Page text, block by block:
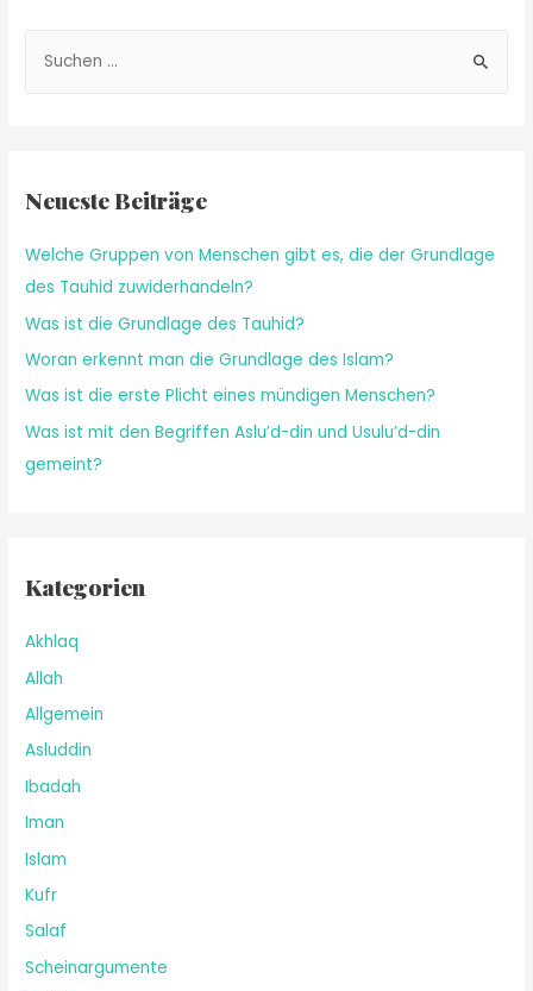
Neueste Beiträge
Welche Gruppen von Menschen gibt es, die der Grundlage
des Tauhid zuwiderhandeln?
Was ist die Grundlage des Tauhid?
Woran erkennt man die Grundlage des Islam?
Was ist die erste Plicht eines mündigen Menschen?
Was ist mit den Begriffen Aslu’d-din und Usulu’d-din
gemeint?
Kategorien
Akhlaq
Allah
Allgemein
Asluddin
Ibadah
Iman
Islam
Kufr
Salaf
Scheinargumente